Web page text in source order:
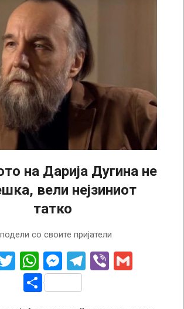
на Дарија Дугина не
вели нејзиниот
татко
со своите пријатели
TwitterWhatsApp
Messenger
Telegram
Viber
Share